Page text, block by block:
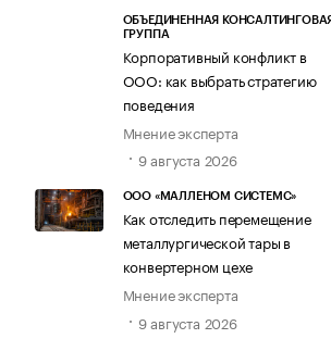
ОБЪЕДИНЕННАЯ КОНСАЛТИНГОВАЯ
ГРУППА
Корпоративный конфликт в
ООО: как выбрать стратегию
поведения
Мнение эксперта
9 августа 2026
ООО «МАЛЛЕНОМ СИСТЕМС»
Как отследить перемещение
металлургической тары в
конвертерном цехе
Мнение эксперта
9 августа 2026